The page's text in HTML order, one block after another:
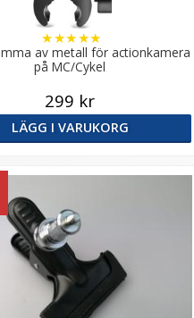
vill kunna förflytta dina stativ.
av metall för actionkamera
på MC/Cykel
★★★★★
299 kr
LÄGG I VARUKORG